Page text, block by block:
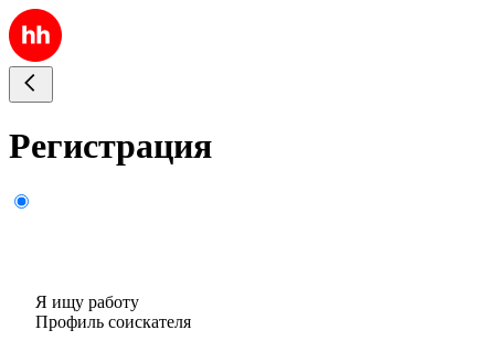
Регистрация
Я ищу работу
Профиль соискателя